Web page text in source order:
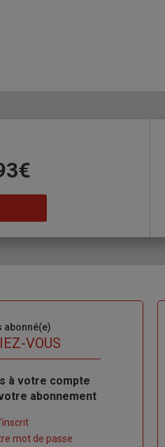
abonné(e)
VOUS
à votre compte
abonnement
mot de passe